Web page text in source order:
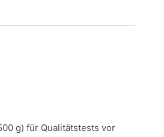
g) für Qualitätstests vor